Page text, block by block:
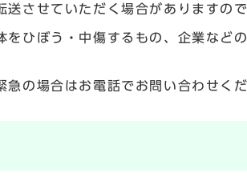
させていただく場合がありますの
ひぼう・中傷するもの、企業など
の場合はお電話でお問い合わせくだ